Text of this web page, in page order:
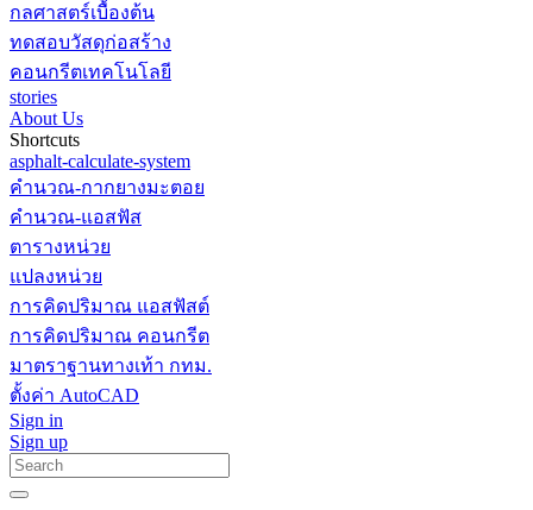
กลศาสตร์เบื้องต้น
ทดสอบวัสดุก่อสร้าง
คอนกรีตเทคโนโลยี
stories
About Us
Shortcuts
asphalt-calculate-system
คำนวณ-กากยางมะตอย
คำนวณ-แอสฟัส
ตารางหน่วย
แปลงหน่วย
การคิดปริมาณ แอสฟัสต์
การคิดปริมาณ คอนกรีต
มาตราฐานทางเท้า กทม.
ตั้งค่า AutoCAD
Sign in
Sign up